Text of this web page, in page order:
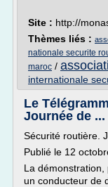
Site : http://
Thèmes liés :
nationale securite
maroc /
internationale
Le
Journée de ...
Sécurité routière.
Publié le 12
La
un conducteur de